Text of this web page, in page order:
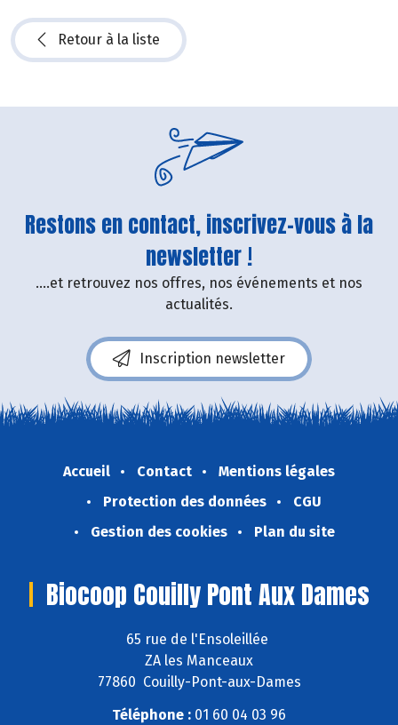
Retour à la liste
Restons en contact, inscrivez-vous à la
newsletter !
....et retrouvez nos offres, nos événements et nos
actualités.
Inscription newsletter
Accueil Contact
Mentions légales
Protection des données
CGU
Gestion des cookies
Plan du site
Biocoop Couilly Pont Aux Dames
65 rue de l'Ensoleillée
ZA les Manceaux
77860 Couilly-Pont-aux-Dames
Téléphone : 01 60 04 03 96